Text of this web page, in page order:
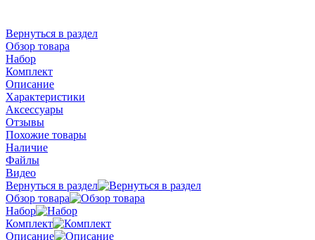
Вернуться в раздел
Обзор товара
Набор
Комплект
Описание
Характеристики
Аксессуары
Отзывы
Похожие товары
Наличие
Файлы
Видео
Вернуться в раздел
Обзор товара
Набор
Комплект
Описание